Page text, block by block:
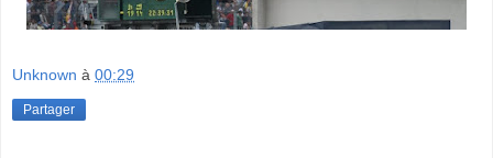
Unknown à 00:29
Partager